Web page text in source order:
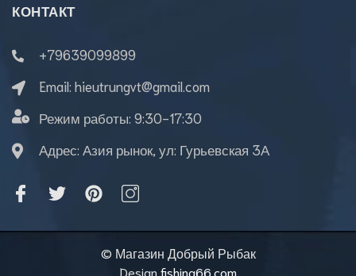
КОНТАКТ
+79639099899
Email: hieutrungvt@gmail.com
Режим работы: 9:30-17:30
Адрес: Азия рынок, ул: Гурьевская 3А
© Магазин Добрый Рыбак
Design fishing66.com